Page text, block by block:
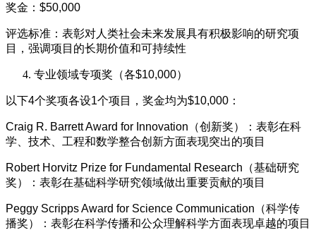
奖金：$50,000
评选标准：表彰对人类社会未来发展具有积极影响的研究项
目，强调项目的长期价值和可持续性
专业领域专项奖（各$10,000）
以下4个奖项各设1个项目，奖金均为$10,000：
Craig R. Barrett Award for Innovation（创新奖）：表彰在科
学、技术、工程和数学整合创新方面表现突出的项目
Robert Horvitz Prize for Fundamental Research（基础研究
奖）：表彰在基础科学研究领域做出重要贡献的项目
Peggy Scripps Award for Science Communication（科学传
播奖）：表彰在科学传播和公众理解科学方面表现卓越的项目